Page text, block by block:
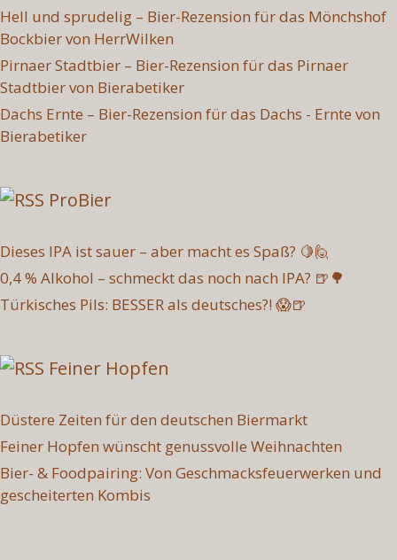
Hell und sprudelig – Bier-Rezension für das Mönchshof
Bockbier von HerrWilken
Pirnaer Stadtbier – Bier-Rezension für das Pirnaer
Stadtbier von Bierabetiker
Dachs Ernte – Bier-Rezension für das Dachs - Ernte von
Bierabetiker
ProBier
Dieses IPA ist sauer – aber macht es Spaß? 🍋🙋
0,4 % Alkohol – schmeckt das noch nach IPA? 🍺🌳
Türkisches Pils: BESSER als deutsches?! 😱🍺
Feiner Hopfen
Düstere Zeiten für den deutschen Biermarkt
Feiner Hopfen wünscht genussvolle Weihnachten
Bier- & Foodpairing: Von Geschmacksfeuerwerken und
gescheiterten Kombis